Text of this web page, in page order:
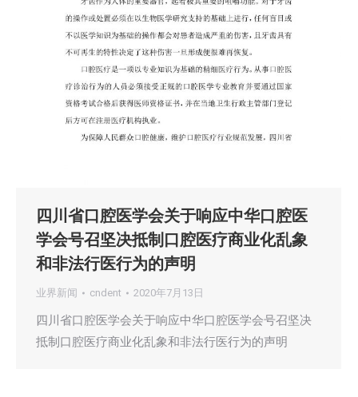
四川省口腔医学会关于响应中华口腔医
学会号召坚决抵制口腔医疗商业化乱象
和非法行医行为的声明
业界新闻 cndent 2020年7月13日
四川省口腔医学会关于响应中华口腔医学会号召坚决
抵制口腔医疗商业化乱象和非法行医行为的声明